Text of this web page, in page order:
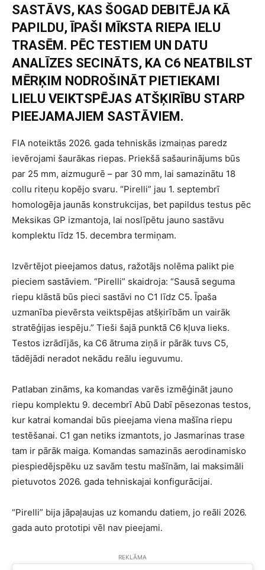
SASTĀVS, KAS ŠOGAD DEBITĒJA KĀ
PAPILDU, ĪPAŠI MĪKSTA RIEPA IELU
TRASĒM. PĒC TESTIEM UN DATU
ANALĪZES SECINĀTS, KA C6 NEATBILST
MĒRĶIM NODROŠINĀT PIETIEKAMI
LIELU VEIKTSPĒJAS ATŠĶIRĪBU STARP
PIEEJAMAJIEM SASTĀVIEM.
FIA noteiktās 2026. gada tehniskās izmaiņas paredz
ievērojami šaurākas riepas. Priekšā sašaurinājums būs
par 25 mm, aizmugurē – par 30 mm, lai samazinātu 18
collu riteņu kopējo svaru. “Pirelli” jau 1. septembrī
homologēja jaunās konstrukcijas, bet papildus testus pēc
Meksikas GP izmantoja, lai noslīpētu jauno sastāvu
komplektu līdz 15. decembra termiņam.
Izvērtējot pieejamos datus, ražotājs nolēma palikt pie
pieciem sastāviem. “Pirelli” skaidroja: “Sausā seguma
riepu klāstā būs pieci sastāvi no C1 līdz C5. Īpaša
uzmanība pievērsta veiktspējas atšķirībām un vairāk
stratēģijas iespēju.” Tieši šajā punktā C6 kļuva lieks.
Testos izrādījās, ka C6 ātruma ziņā ir pārāk tuvs C5,
tādējādi neradot nekādu reālu ieguvumu.
Patlaban zināms, ka komandas varēs izmēģināt jauno
riepu komplektu 9. decembrī Abū Dabī pēsezonas testos,
kur katrai komandai būs pieejama viena mašīna riepu
testēšanai. C1 gan netiks izmantots, jo Jasmarinas trase
tam ir pārāk maiga. Komandas samazinās aerodinamisko
piespiedējspēku uz savām testu mašīnām, lai maksimāli
pietuvotos 2026. gada tehniskajai konfigurācijai.
“Pirelli” bija jāpaļaujas uz komandu datiem, jo reāli 2026.
gada auto prototipi vēl nav pieejami.
REKLĀMA